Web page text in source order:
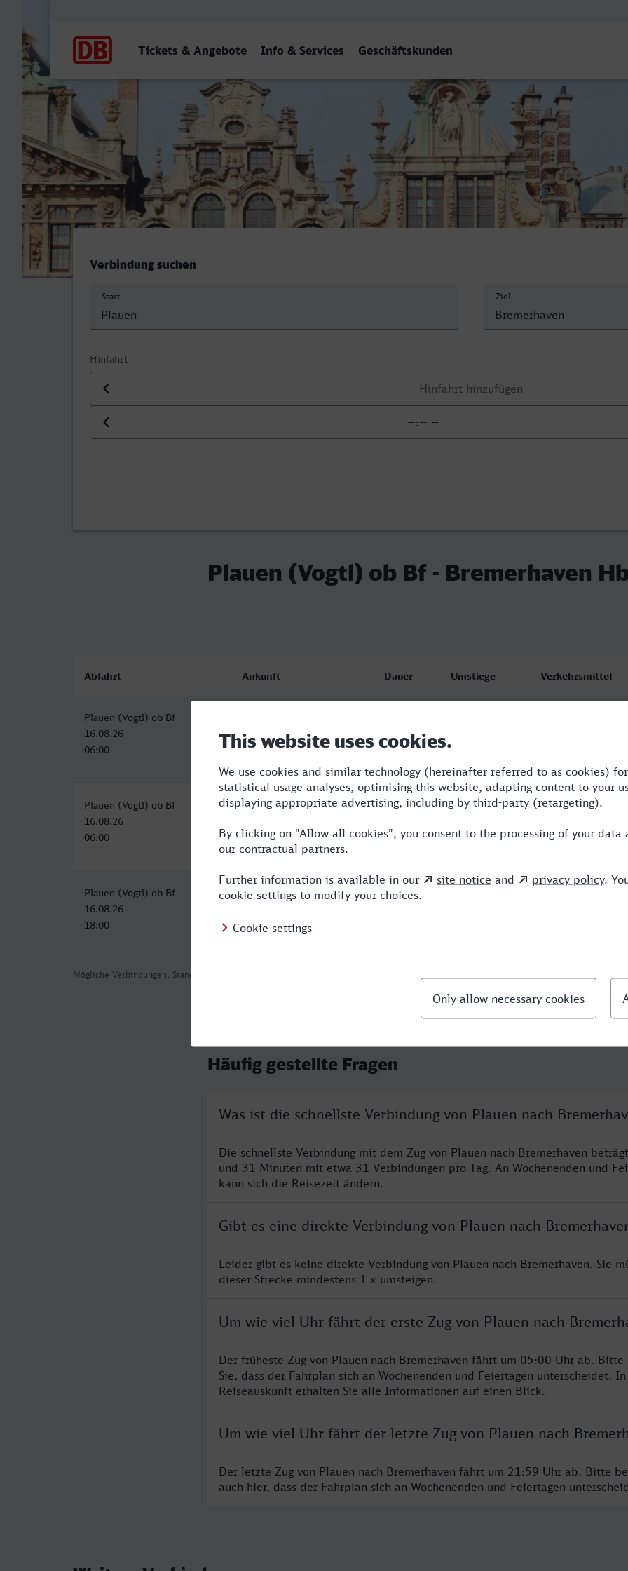
Tickets & Angebote Info & Services Geschäftskunden
Plauen (Vogtl) ob Bf - Bremerhaven Hbf
Verbindung suchen
Start Ziel
Hinfahrt
Datum der Hinfahrt
Uhrzeit der Hinfahrt
Plauen (Vogtl) ob Bf - Bremerhaven
Mögliche Verbindungen, Stand: 2026-08-02 05:59
Abfahrt Ankunft Dauer Umstiege Verkehrsmittel
Plauen (Vogtl) ob Bf
16.08.26
06:00
16.08.26
13:31
Plauen (Vogtl) ob Bf
16.08.26
06:00
Bremerhaven Hbf
15:20
9:20 4 EVB,ICE,MRB,DB
Plauen (Vogtl) ob Bf
16.08.26
18:00
Bremerhaven Hbf
06:30
12:30
Häufig gestellte Fragen
Was ist die schnellste Verbindung von Plauen nach
Die schnellste Verbindung mit dem Zug von Plauen nach Bremerhaven
und 31 Minuten mit etwa 31 Verbindungen pro Tag. An Wochenenden und
kann sich die Reisezeit ändern.
Gibt es eine direkte Verbindung von Plauen nach
Leider gibt es keine direkte Verbindung von Plauen nach Bremerhaven. Sie
dieser Strecke mindestens 1 x umsteigen.
Um wie viel Uhr fährt der erste Zug von Plauen nach
Der früheste Zug von Plauen nach Bremerhaven fährt um 05:00 Uhr ab. Bitte
Sie, dass der Fahrplan sich an Wochenenden und Feiertagen unterscheidet.
Reiseauskunft erhalten Sie alle Informationen auf einen Blick.
Um wie viel Uhr fährt der letzte Zug von Plauen nach
Der letzte Zug von Plauen nach Bremerhaven fährt um 21:59 Uhr ab. Bitte
auch hier, dass der Fahrplan sich an Wochenenden und Feiertagen